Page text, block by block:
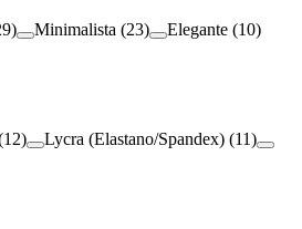
) Minimalista (23) Elegante (10)
12) Lycra (Elastano/Spandex) (11)